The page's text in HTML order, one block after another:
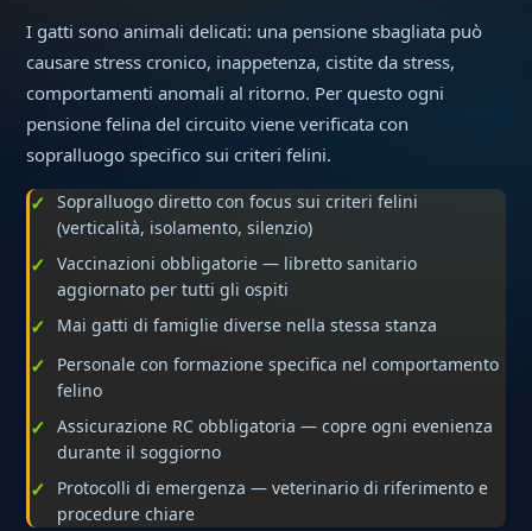
I gatti sono animali delicati: una pensione sbagliata può
causare stress cronico, inappetenza, cistite da stress,
comportamenti anomali al ritorno. Per questo ogni
pensione felina del circuito viene verificata con
sopralluogo specifico sui criteri felini.
Sopralluogo diretto con focus sui criteri felini
(verticalità, isolamento, silenzio)
Vaccinazioni obbligatorie — libretto sanitario
aggiornato per tutti gli ospiti
Mai gatti di famiglie diverse nella stessa stanza
Personale con formazione specifica nel comportamento
felino
Assicurazione RC obbligatoria — copre ogni evenienza
durante il soggiorno
Protocolli di emergenza — veterinario di riferimento e
procedure chiare